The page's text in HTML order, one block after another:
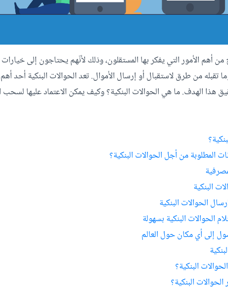
أهم الأمور التي يفكر بها المستقلون، وذلك لأنّهم يحتاجون إلى
تقبله من طرق لاستقبال أو إرسال الأموال. تعد الحوالات البنكية أحد
هذا الهدف. ما هي الحوالات البنكية؟ وكيف يمكن الاعتماد عليها لسحب
المطلوبة من أجل الحوالات البنكية؟
البنكية
الحوالات البنكية
الحوالات البنكية بسهولة
إلى أي مكان حول العالم
البنكية؟
البنكية؟